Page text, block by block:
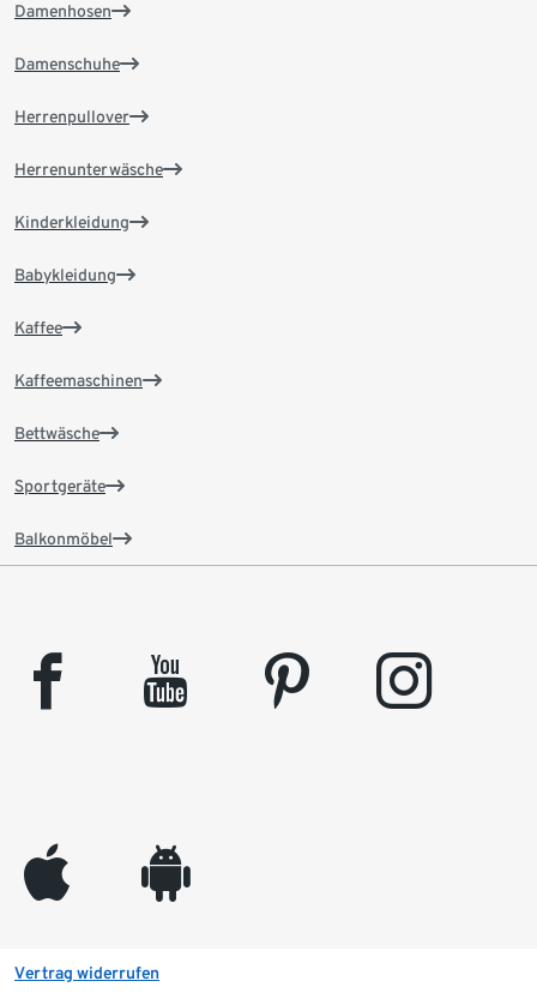
Damenhosen
Damenschuhe
Herrenpullover
Herrenunterwäsche
Kinderkleidung
Babykleidung
Kaffee
Kaffeemaschinen
Bettwäsche
Sportgeräte
Balkonmöbel
facebook youtube pinterest instagram
appleinc android
Vertrag widerrufen